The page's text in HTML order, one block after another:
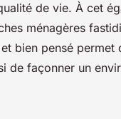
de vie. À cet
ménagères
bien pensé permet
de façonner un